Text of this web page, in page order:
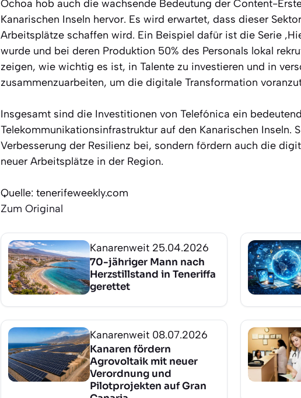
Ochoa hob auch die wachsende Bedeutung der Content-
Kanarischen Inseln hervor. Es wird erwartet, dass dieser
Arbeitsplätze schaffen wird. Ein Beispiel dafür ist die Serie
wurde und bei deren Produktion 50% des Personals lokal
zeigen, wie wichtig es ist, in Talente zu investieren und in
zusammenzuarbeiten, um die digitale Transformation
Insgesamt sind die Investitionen von Telefónica ein
Telekommunikationsinfrastruktur auf den Kanarischen Inseln.
Verbesserung der Resilienz bei, sondern fördern auch die
neuer Arbeitsplätze in der Region.
Quelle: tenerifeweekly.com
Zum Original
Kanarenweit 25.04.2026
70-jähriger Mann nach
Herzstillstand in Teneriffa
gerettet
Kanarenweit 08.07.2026
Kanaren fördern
Agrovoltaik mit neuer
Verordnung und
Pilotprojekten auf Gran